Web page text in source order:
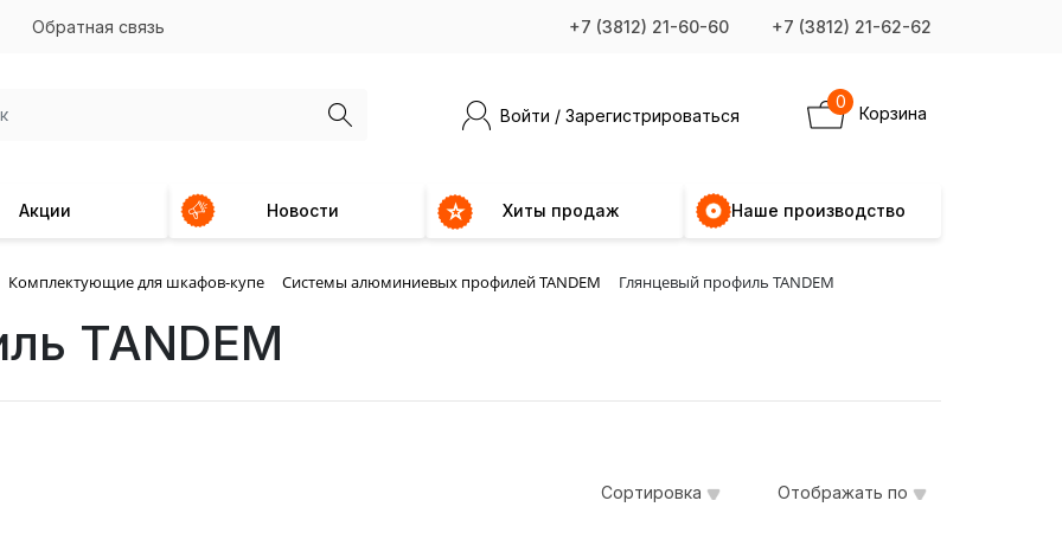
Обратная связь +7 (3812) 21-60-60 +7 (3812) 21-62-62
Войти / Зарегистрироваться Корзина
0
Акции Новости Хиты продаж Наше производство
Комплектующие для шкафов-купе Системы алюминиевых профилей TANDEM Глянцевый профиль TANDEM
TANDEM
Сортировка Отображать по